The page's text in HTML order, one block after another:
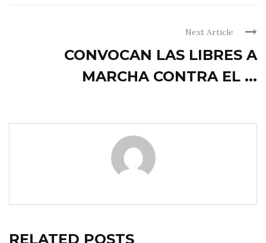
Next Article
CONVOCAN LAS LIBRES A
MARCHA CONTRA EL ...
RELATED POSTS